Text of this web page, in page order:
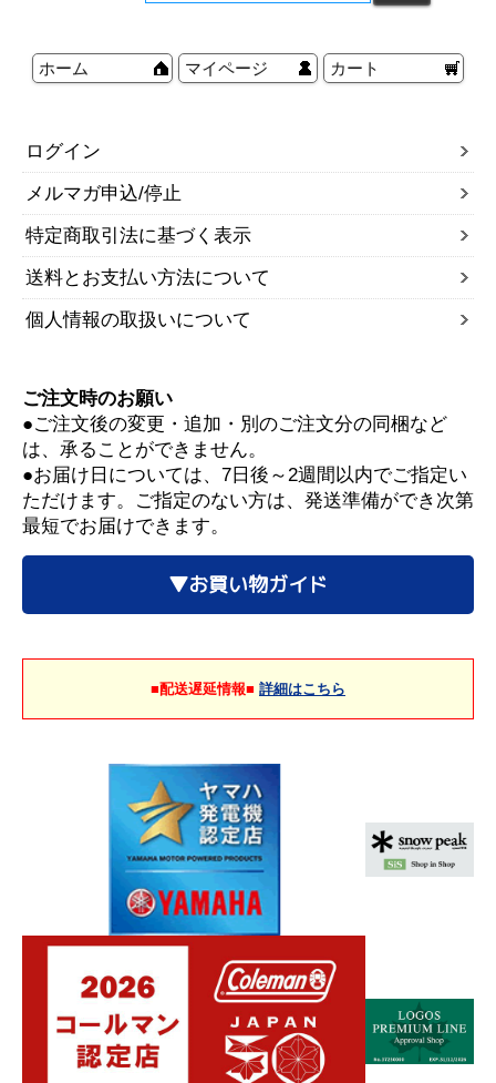
ホーム マイページ カート
ログイン
メルマガ申込/停止
特定商取引法に基づく表示
送料とお支払い方法について
個人情報の取扱いについて
ご注文時のお願い
●ご注文後の変更・追加・別のご注文分の同梱など
は、承ることができません。
●お届け日については、7日後～2週間以内でご指定い
ただけます。ご指定のない方は、発送準備ができ次第
最短でお届けできます。
▼お買い物ガイド
■配送遅延情報■ 詳細はこちら